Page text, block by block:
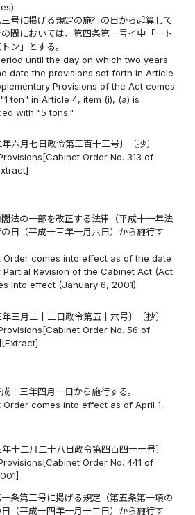
号に掲げる規定の施行の日から起算して
間においては、第四条第一号イ中「一ト
ン」とする。
until the day on which two years
date the provisions set forth in Article
Provisions of the Act comes
ton" in Article 4, item (i), (a) is
with "5 tons."
六月七日政令第三百十三号〕〔抄〕
Order No. 313 of
法の一部を改正する法律（平成十一年法
日（平成十三年一月六日）から施行す
Order comes into effect as of the date
Revision of the Cabinet Act (Act
into effect (January 6, 2001).
三月二十二日政令第五十六号〕〔抄〕
Order No. 56 of
十三年四月一日から施行する。
Order comes into effect as of April 1,
十二月二十八日政令第四百四十一号〕
Order No. 441 of
条第三号に掲げる規定（第五条第一項の
（平成十四年一月十二日）から施行す